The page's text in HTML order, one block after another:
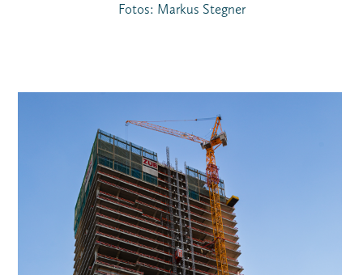
Fotos: Markus Stegner